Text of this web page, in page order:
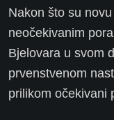
Nakon što su
neočekivanim
Bjelovara u svom
prvenstvenom
prilikom očekivani